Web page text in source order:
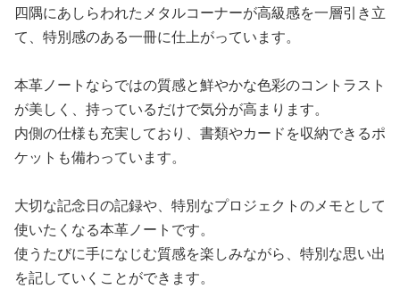
四隅にあしらわれたメタルコーナーが高級感を一層引き立
て、特別感のある一冊に仕上がっています。
本革ノートならではの質感と鮮やかな色彩のコントラスト
が美しく、持っているだけで気分が高まります。
内側の仕様も充実しており、書類やカードを収納できるポ
ケットも備わっています。
大切な記念日の記録や、特別なプロジェクトのメモとして
使いたくなる本革ノートです。
使うたびに手になじむ質感を楽しみながら、特別な思い出
を記していくことができます。